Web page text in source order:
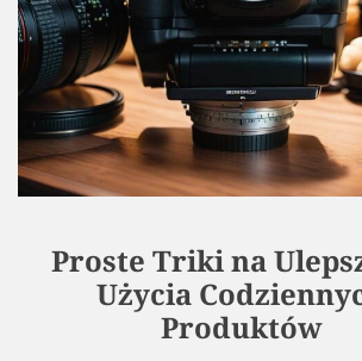
Proste Triki na
Użycia
Produktów